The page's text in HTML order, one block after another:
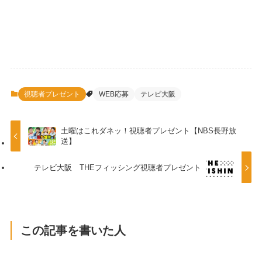
視聴者プレゼント WEB応募 テレビ大阪
土曜はこれダネッ！視聴者プレゼント【NBS長野放
送】
テレビ大阪 THEフィッシング視聴者プレゼント
この記事を書いた人